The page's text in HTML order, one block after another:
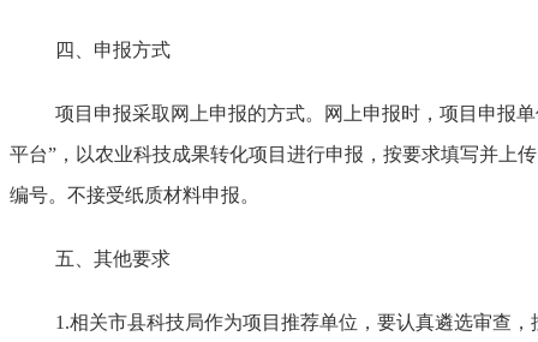
四、申报方式
项目申报采取网上申报的方式。网上申报时，项目申报
平台”，以农业科技成果转化项目进行申报，按要求填写并上
编号。不接受纸质材料申报。
五、其他要求
1.相关市县科技局作为项目推荐单位，要认真遴选审查